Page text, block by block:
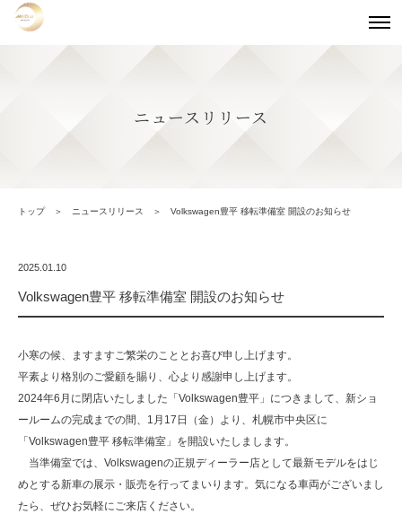
ニュースリリース
トップ ニュースリリース Volkswagen豊平 移転準備室 開設のお知らせ
2025.01.10
Volkswagen豊平 移転準備室 開設のお知らせ
小寒の候、ますますご繁栄のこととお喜び申し上げます。
平素より格別のご愛顧を賜り、心より感謝申し上げます。
2024年6月に閉店いたしました「Volkswagen豊平」につきまして、新ショ
ールームの完成までの間、1月17日（金）より、札幌市中央区に
「Volkswagen豊平 移転準備室」を開設いたしまします。
当準備室では、Volkswagenの正規ディーラー店として最新モデルをはじ
めとする新車の展示・販売を行ってまいります。気になる車両がございまし
たら、ぜひお気軽にご来店ください。